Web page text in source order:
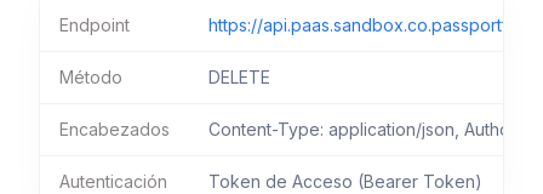
Endpoint https://
Método DELETE
Encabezados Content-Type: application/json,
Autenticación Token de Acceso (Bearer Token)